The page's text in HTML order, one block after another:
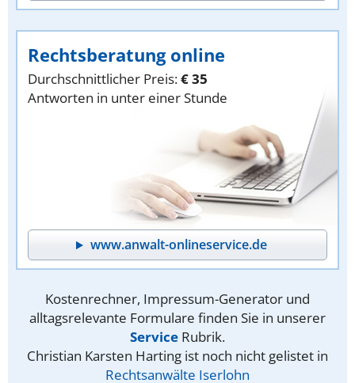
Rechtsberatung online
Durchschnittlicher Preis:€ 35
Antworten in unter einer Stunde
www.anwalt-onlineservice.de
Kostenrechner, Impressum-Generator und
alltagsrelevante Formulare finden Sie in unserer
Service Rubrik.
Christian Karsten Harting ist noch nicht gelistet in
Rechtsanwälte Iserlohn